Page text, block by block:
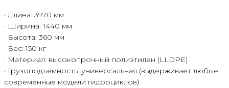
· Длина: 3970 мм
· Ширина: 1440 мм
· Высота: 360 мм
· Вес: 150 кг
· Материал: высокопрочный полиэтилен (LLDPE)
· Грузоподъёмность: универсальная (выдерживает любые
современные модели гидроциклов)